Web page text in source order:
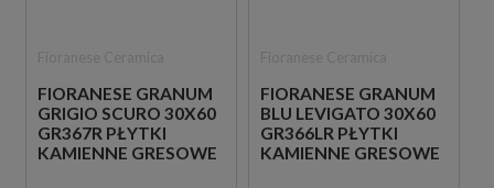
FIORANESE GRANUM
GRIGIO SCURO 30X60
GR367R PŁYTKI
KAMIENNE GRESOWE
FIORANESE GRANUM
BLU LEVIGATO 30X60
GR366LR PŁYTKI
KAMIENNE GRESOWE